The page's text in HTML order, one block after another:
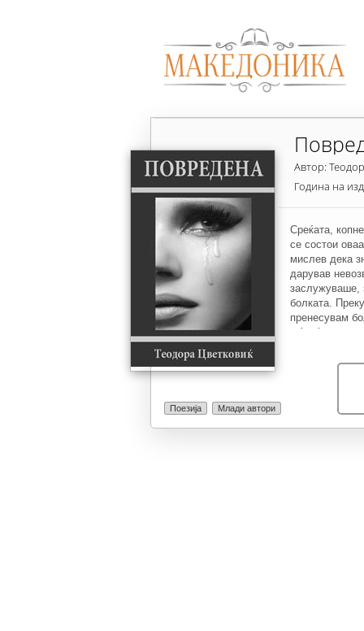
Поезија Млади автори
Автор:
Година на
Среќата,
се состои
мислев дека
дарував
заслужуваше,
болката.
пренесувам
кој најмногу
молиш за